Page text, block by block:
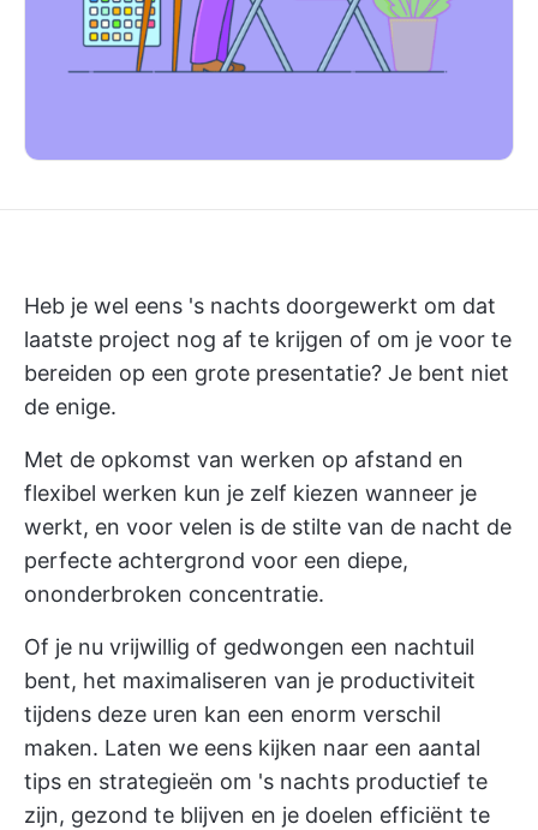
Heb je wel eens 's nachts doorgewerkt om dat
laatste project nog af te krijgen of om je voor te
bereiden op een grote presentatie? Je bent niet
de enige.
Met de opkomst van werken op afstand en
flexibel werken kun je zelf kiezen wanneer je
werkt, en voor velen is de stilte van de nacht de
perfecte achtergrond voor een diepe,
ononderbroken concentratie.
Of je nu vrijwillig of gedwongen een nachtuil
bent, het maximaliseren van je productiviteit
tijdens deze uren kan een enorm verschil
maken. Laten we eens kijken naar een aantal
tips en strategieën om 's nachts productief te
zijn, gezond te blijven en je doelen efficiënt te